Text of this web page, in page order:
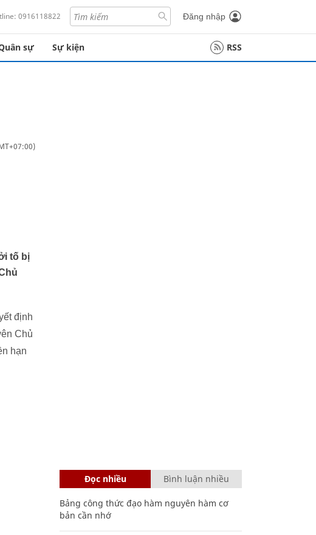
0916118822 Đăng nhập
sự Sự kiện RSS
tố bị
định
Chủ
hạn
Đọc nhiều Bình luận nhiều
Bảng công thức đạo hàm nguyên hàm cơ
bản cần nhớ